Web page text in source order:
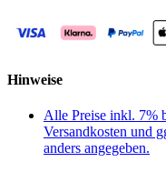
Hinweise
Alle Preise inkl. 7%
Versandkosten und
anders angegeben.